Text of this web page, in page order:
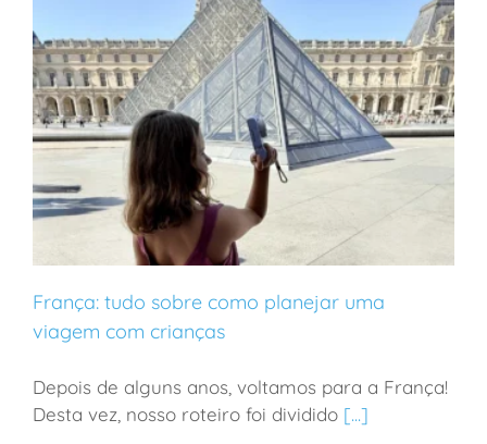
França: tudo sobre como planejar uma viagem com
crianças
França: tudo sobre como planejar uma
viagem com crianças
Depois de alguns anos, voltamos para a França!
Desta vez, nosso roteiro foi dividido [...]